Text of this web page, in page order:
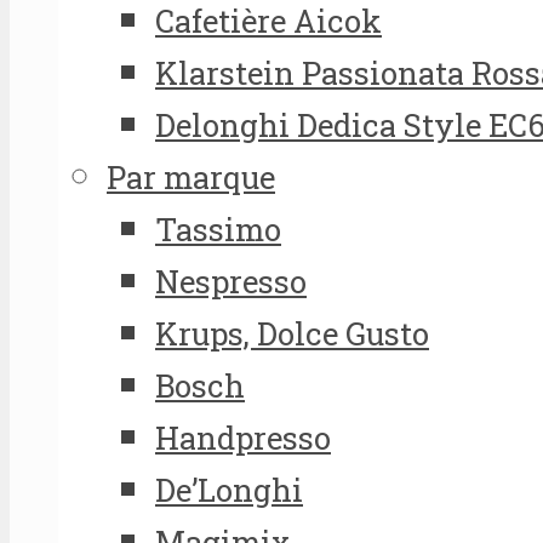
Cafetière Aicok
Klarstein Passionata
Delonghi Dedica Style
Par marque
Tassimo
Nespresso
Krups, Dolce Gusto
Bosch
Handpresso
De’Longhi